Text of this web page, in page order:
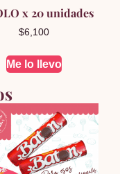
x 20 unidades
$6,100
Me lo llevo